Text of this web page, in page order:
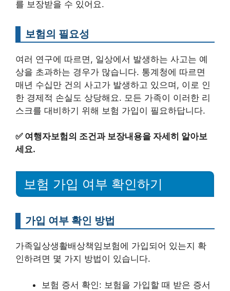
를 보장받을 수 있어요.
보험의 필요성
여러 연구에 따르면, 일상에서 발생하는 사고는 예
상을 초과하는 경우가 많습니다. 통계청에 따르면
매년 수십만 건의 사고가 발생하고 있으며, 이로 인
한 경제적 손실도 상당해요. 모든 가족이 이러한 리
스크를 대비하기 위해 보험 가입이 필요하답니다.
✅ 여행자보험의 조건과 보장내용을 자세히 알아보
세요.
보험 가입 여부 확인하기
가입 여부 확인 방법
가족일상생활배상책임보험에 가입되어 있는지 확
인하려면 몇 가지 방법이 있습니다.
보험 증서 확인: 보험을 가입할 때 받은 증서